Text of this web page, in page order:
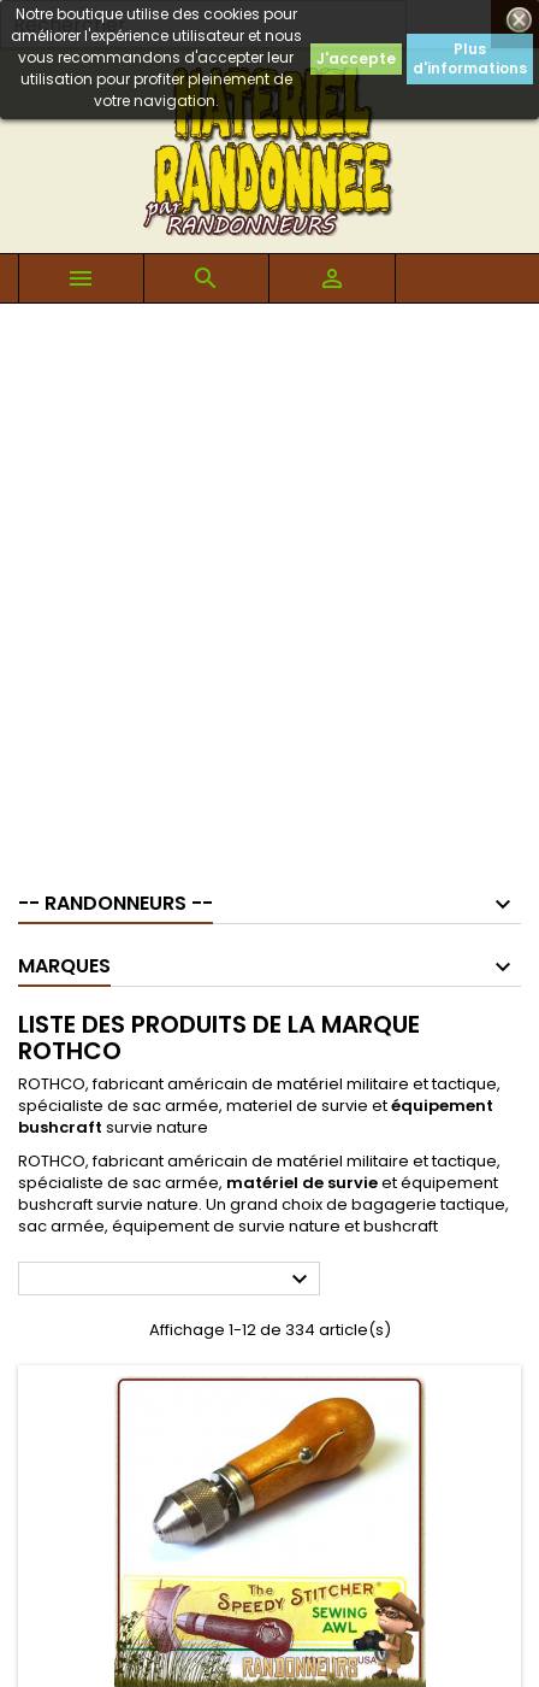

Notre boutique utilise des cookies pour
améliorer l'expérience utilisateur et nous
vous recommandons d'accepter leur
utilisation pour profiter pleinement de
votre navigation.
J'accepte
Plus
d'informations
  
-- RANDONNEURS --
MARQUES
LISTE DES PRODUITS DE LA MARQUE
ROTHCO
ROTHCO, fabricant américain de matériel militaire et tactique,
spécialiste de sac armée, materiel de survie etéquipement
bushcraft survie nature
ROTHCO, fabricant américain de matériel militaire et tactique,
spécialiste de sac armée, matériel de survieet équipement
bushcraft survie nature. Un grand choix de bagagerie tactique,
sac armée, équipement de survie nature et bushcraft

Affichage 1-12 de 334 article(s)